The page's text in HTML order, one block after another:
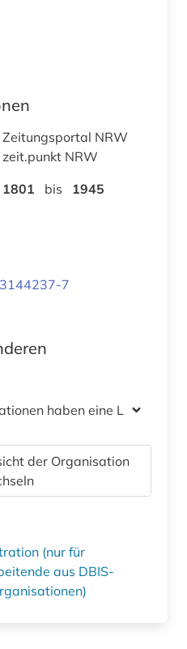
Zeitungsportal NRW
zeit.punkt NRW
1801 bis 1945
3144237-7
haben eine Lizenz
der Organisation
(nur für
aus DBIS-